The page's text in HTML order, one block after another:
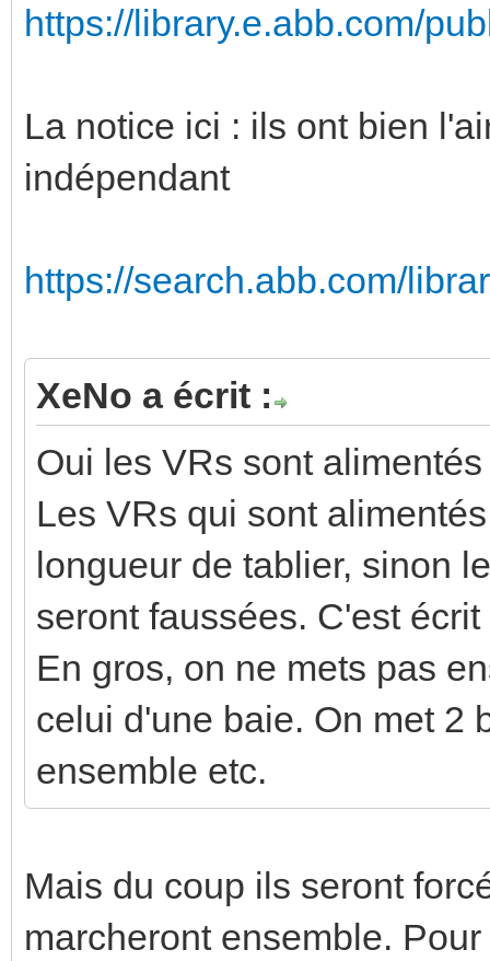
https://library.e.abb.com/
La notice ici : ils ont bien
indépendant
https://search.abb.com/
XeNo a écrit :
Oui les VRs sont
Les VRs qui sont
longueur de tablier, sinon
seront faussées. C'est
En gros, on ne mets pas
celui d'une baie. On met 2
ensemble etc.
Mais du coup ils seront
marcheront ensemble.